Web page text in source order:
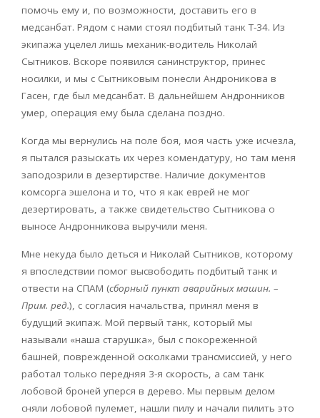
помочь ему и, по возможности, доставить его в
медсанбат. Рядом с нами стоял подбитый танк Т-34. Из
экипажа уцелел лишь механик-водитель Николай
Сытников. Вскоре появился санинструктор, принес
носилки, и мы с Сытниковым понесли Андроникова в
Гасен, где был медсанбат. В дальнейшем Андронников
умер, операция ему была сделана поздно.
Когда мы вернулись на поле боя, моя часть уже исчезла,
я пытался разыскать их через комендатуру, но там меня
заподозрили в дезертирстве. Наличие документов
комсорга эшелона и то, что я как еврей не мог
дезертировать, а также свидетельство Сытникова о
выносе Андронникова выручили меня.
Мне некуда было деться и Николай Сытников, которому
я впоследствии помог высвободить подбитый танк и
отвести на СПАМ (сборный пункт аварийных машин. –
Прим. ред.), с согласия начальства, принял меня в
будущий экипаж. Мой первый танк, который мы
называли «наша старушка», был с покореженной
башней, поврежденной осколками трансмиссией, у него
работал только передняя 3-я скорость, а сам танк
лобовой броней уперся в дерево. Мы первым делом
сняли лобовой пулемет, нашли пилу и начали пилить это